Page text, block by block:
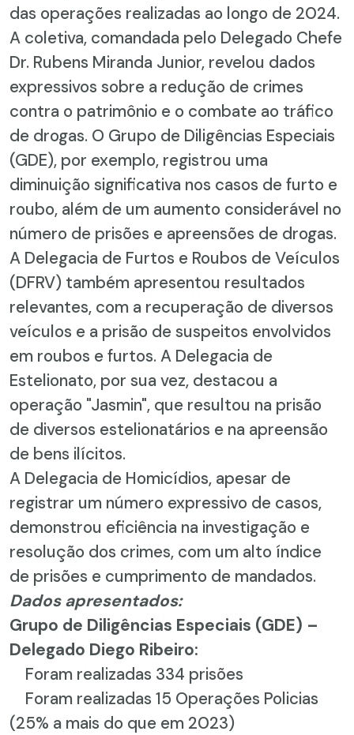
das operações realizadas ao longo de 2024.
A coletiva, comandada pelo Delegado Chefe
Dr. Rubens Miranda Junior, revelou dados
expressivos sobre a redução de crimes
contra o patrimônio e o combate ao tráfico
de drogas. O Grupo de Diligências Especiais
(GDE), por exemplo, registrou uma
diminuição significativa nos casos de furto e
roubo, além de um aumento considerável no
número de prisões e apreensões de drogas.
A Delegacia de Furtos e Roubos de Veículos
(DFRV) também apresentou resultados
relevantes, com a recuperação de diversos
veículos e a prisão de suspeitos envolvidos
em roubos e furtos. A Delegacia de
Estelionato, por sua vez, destacou a
operação "Jasmin", que resultou na prisão
de diversos estelionatários e na apreensão
de bens ilícitos.
A Delegacia de Homicídios, apesar de
registrar um número expressivo de casos,
demonstrou eficiência na investigação e
resolução dos crimes, com um alto índice
de prisões e cumprimento de mandados.
Dados apresentados:
Grupo de Diligências Especiais (GDE) –
Delegado Diego Ribeiro:
Foram realizadas 334 prisões
Foram realizadas 15 Operações Policias
(25% a mais do que em 2023)